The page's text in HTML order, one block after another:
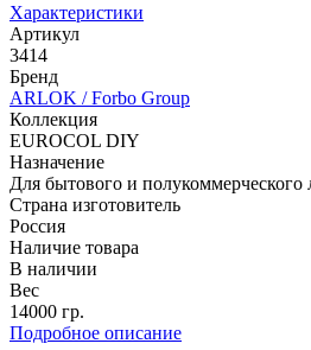
Характеристики
Артикул
3414
Бренд
ARLOK / Forbo Group
Коллекция
EUROCOL DIY
Назначение
Для бытового и полукоммерческого
Страна изготовитель
Россия
Наличие товара
В наличии
Вес
14000 гр.
Подробное описание